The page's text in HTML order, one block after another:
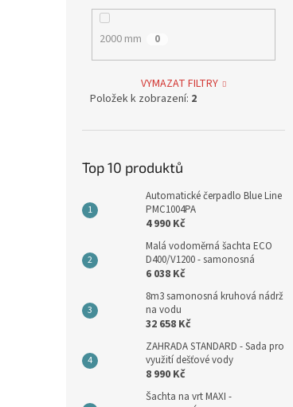
2000 mm 0
VYMAZAT FILTRY
Položek k zobrazení: 2
Top 10 produktů
Automatické čerpadlo Blue Line
PMC1004PA
4 990 Kč
Malá vodoměrná šachta ECO
D400/V1200 - samonosná
6 038 Kč
8m3 samonosná kruhová nádrž
na vodu
32 658 Kč
ZAHRADA STANDARD - Sada pro
využití dešťové vody
8 990 Kč
Šachta na vrt MAXI -